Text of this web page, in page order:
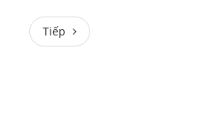
Tiếp Tiếp